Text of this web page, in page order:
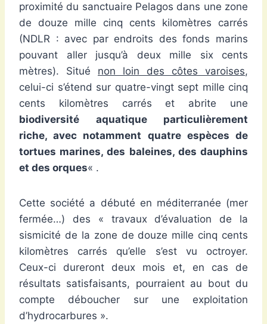
proximité du sanctuaire Pelagos dans une zone
de douze mille cinq cents kilomètres carrés
(NDLR : avec par endroits des fonds marins
pouvant aller jusqu’à deux mille six cents
mètres). Situé non loin des côtes varoises,
celui-ci s’étend sur quatre-vingt sept mille cinq
cents kilomètres carrés et abrite une
biodiversité aquatique particulièrement
riche, avec notamment quatre espèces de
tortues marines, des baleines, des dauphins
et des orques« .
Cette société a débuté en méditerranée (mer
fermée…) des « travaux d’évaluation de la
sismicité de la zone de douze mille cinq cents
kilomètres carrés qu’elle s’est vu octroyer.
Ceux-ci dureront deux mois et, en cas de
résultats satisfaisants, pourraient au bout du
compte déboucher sur une exploitation
d’hydrocarbures ».